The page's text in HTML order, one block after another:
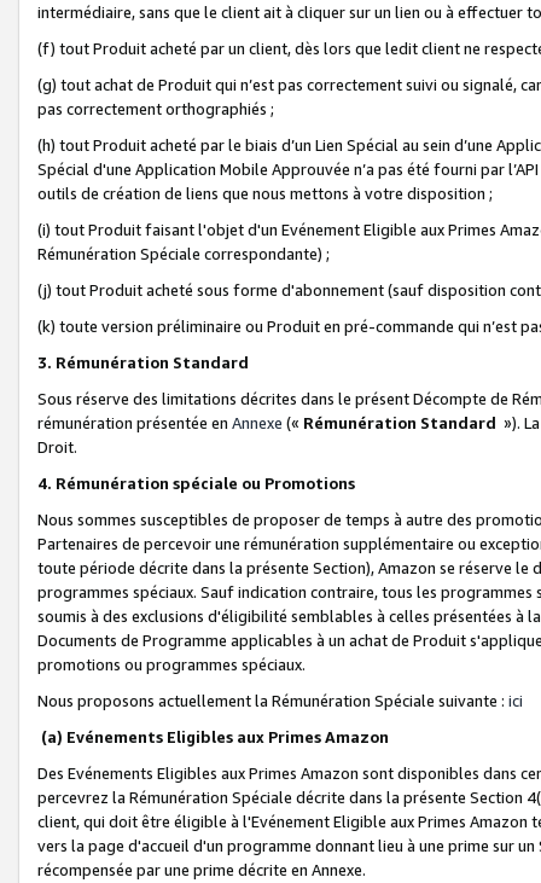
intermédiaire, sans que le client ait à cliquer sur un lien ou à
(f) tout Produit acheté par un client, dès lors que ledit client ne
(g) tout achat de Produit qui n’est pas correctement suivi ou signalé,
pas correctement orthographiés ;
(h) tout Produit acheté par le biais d’un Lien Spécial au sein d’une
Spécial d'une Application Mobile Approuvée n’a pas été fourni par
outils de création de liens que nous mettons à votre disposition ;
(i) tout Produit faisant l'objet d'un Evénement Eligible aux Primes
Rémunération Spéciale correspondante) ;
(j) tout Produit acheté sous forme d'abonnement (sauf disposition
(k) toute version préliminaire ou Produit en pré-commande qui n’est
3. Rémunération Standard
Sous réserve des limitations décrites dans le présent Décompte de
rémunération présentée en Annexe (« Rémunération Standard »).
Droit.
4. Rémunération spéciale ou Promotions
Nous sommes susceptibles de proposer de temps à autre des
Partenaires de percevoir une rémunération supplémentaire ou
toute période décrite dans la présente Section), Amazon se réserve
programmes spéciaux. Sauf indication contraire, tous les
soumis à des exclusions d'éligibilité semblables à celles présentées à
Documents de Programme applicables à un achat de Produit
promotions ou programmes spéciaux.
Nous proposons actuellement la Rémunération Spéciale suivante : ici
(a) Evénements Eligibles aux Primes Amazon
Des Evénements Eligibles aux Primes Amazon sont disponibles dans
percevrez la Rémunération Spéciale décrite dans la présente Section
client, qui doit être éligible à l'Evénement Eligible aux Primes Amazon
vers la page d'accueil d'un programme donnant lieu à une prime sur
récompensée par une prime décrite en Annexe.